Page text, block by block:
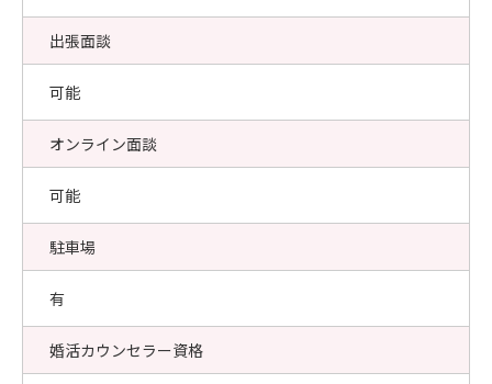
出張面談
可能
オンライン面談
可能
駐車場
有
婚活カウンセラー資格